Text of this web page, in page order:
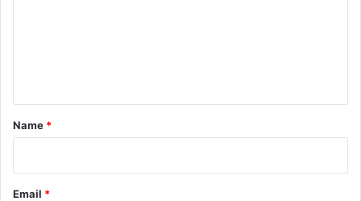
*
Name *
Email *